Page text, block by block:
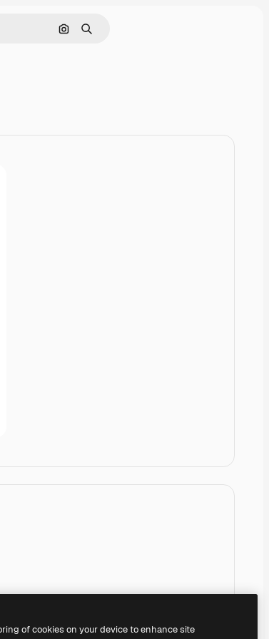
Rechercher par image
Rechercher
of cookies on your device to enhance site